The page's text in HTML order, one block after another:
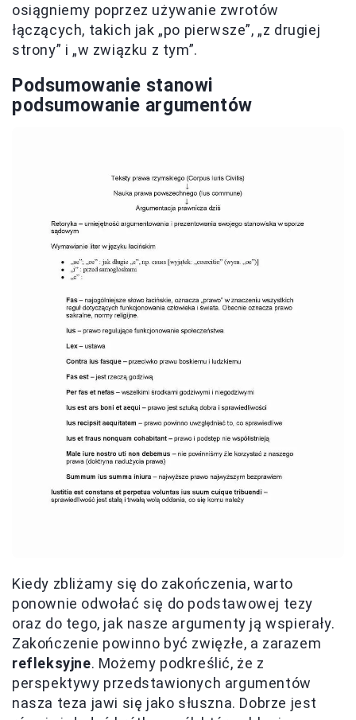
osiągniemy poprzez używanie zwrotów
łączących, takich jak „po pierwsze”, „z drugiej
strony” i „w związku z tym”.
Podsumowanie stanowi
podsumowanie argumentów
Kiedy zbliżamy się do zakończenia, warto
ponownie odwołać się do podstawowej tezy
oraz do tego, jak nasze argumenty ją wspierały.
Zakończenie powinno być zwięzłe, a zarazem
refleksyjne. Możemy podkreślić, że z
perspektywy przedstawionych argumentów
nasza teza jawi się jako słuszna. Dobrze jest